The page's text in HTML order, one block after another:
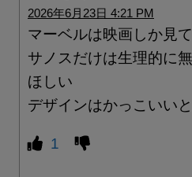
2026年6月23日 4:21 PM
マーベルは映画しか見
サノスだけは生理的に
ほしい
デザインはかっこいい
1